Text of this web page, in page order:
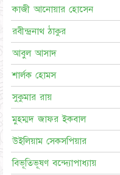
কাজী আনোয়ার হোসেন
রবীন্দ্রনাথ ঠাকুর
আবুল আসাদ
শার্লক হোমস
সুকুমার রায়
মুহম্মদ জাফর ইকবাল
উইলিয়াম সেকসপিয়ার
বিভূতিভূষণ বন্দ্যোপাধ্যায়